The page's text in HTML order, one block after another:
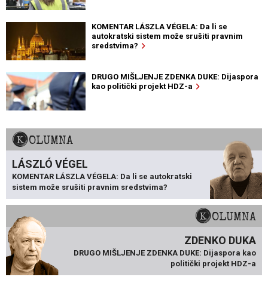
KOMENTAR LÁSZLA VÉGELA: Da li se
autokratski sistem može srušiti pravnim
sredstvima?
DRUGO MIŠLJENJE ZDENKA DUKE: Dijaspora
kao politički projekt HDZ-a
KOLUMNA
LÁSZLÓ VÉGEL
KOMENTAR LÁSZLA VÉGELA: Da li se autokratski
sistem može srušiti pravnim sredstvima?
KOLUMNA
ZDENKO DUKA
DRUGO MIŠLJENJE ZDENKA DUKE: Dijaspora kao
politički projekt HDZ-a